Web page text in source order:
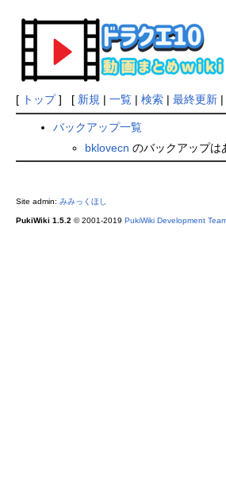
[ トップ] [ 新規 | 一覧| 検索| 最終更新|
バックアップ一覧
bklovecn のバックアップは
Site admin: みみっくほし
PukiWiki 1.5.2 © 2001-2019 PukiWiki Development